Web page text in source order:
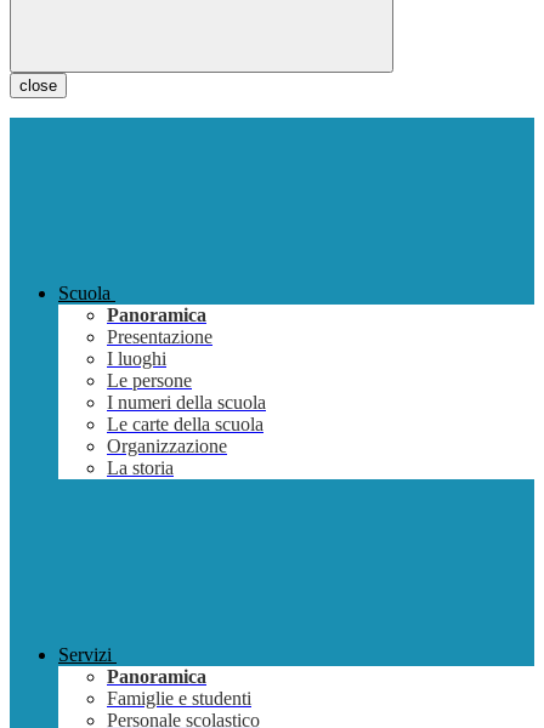
close
Scuola
Panoramica
Presentazione
I luoghi
Le persone
I numeri della scuola
Le carte della scuola
Organizzazione
La storia
Servizi
Panoramica
Famiglie e studenti
Personale scolastico